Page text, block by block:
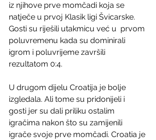
iz njihove prve momčadi koja se
natječe u prvoj Klasik ligi Švicarske.
Gosti su riješili utakmicu već u  prvom
poluvremenu kada su dominirali
igrom i poluvrijeme završili
rezultatom 0:4.
U drugom dijelu Croatija je bolje
izgledala. Ali tome su pridonijeli i
gosti jer su dali priliku ostalim
igračima nakon što su zamijenili
igrače svoje prve momčadi. Croatia je